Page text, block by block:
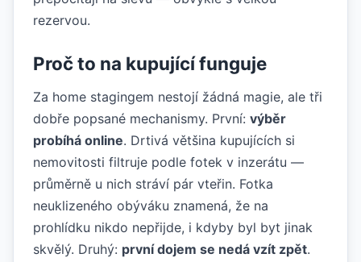
rezervou.
Proč to na kupující funguje
Za home stagingem nestojí žádná magie, ale tři
dobře popsané mechanismy. První: výběr
probíhá online. Drtivá většina kupujících si
nemovitosti filtruje podle fotek v inzerátu —
průměrně u nich stráví pár vteřin. Fotka
neuklizeného obýváku znamená, že na
prohlídku nikdo nepřijde, i kdyby byl byt jinak
skvělý. Druhý: první dojem se nedá vzít zpět.